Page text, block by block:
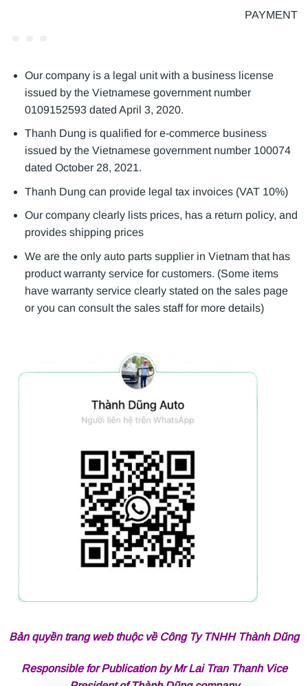
PAYMENT
Our company is a legal unit with a business license
issued by the Vietnamese government number
0109152593 dated April 3, 2020.
Thanh Dung is qualified for e-commerce business
issued by the Vietnamese government number 100074
dated October 28, 2021.
Thanh Dung can provide legal tax invoices (VAT 10%)
Our company clearly lists prices, has a return policy, and
provides shipping prices
We are the only auto parts supplier in Vietnam that has
product warranty service for customers. (Some items
have warranty service clearly stated on the sales page
or you can consult the sales staff for more details)
Bản quyền trang web thuộc về Công Ty TNHH Thành Dũng
Responsible for Publication by Mr Lai Tran Thanh Vice